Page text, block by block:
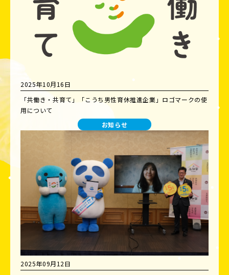
2025年10月16日
「共働き・共育て」「こうち男性育休推進企業」ロゴマークの使
用について
お知らせ
2025年09月12日